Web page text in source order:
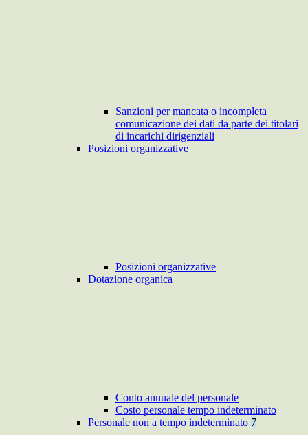
Sanzioni per mancata o incompleta
comunicazione dei dati da parte dei titolari
di incarichi dirigenziali
Posizioni organizzative
Posizioni organizzative
Dotazione organica
Conto annuale del personale
Costo personale tempo indeterminato
Personale non a tempo indeterminato 7